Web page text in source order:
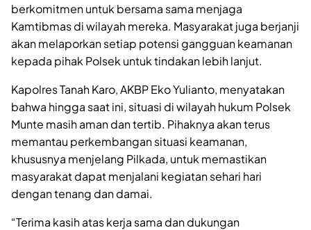
berkomitmen untuk bersama sama menjaga
Kamtibmas di wilayah mereka. Masyarakat juga berjanji
akan melaporkan setiap potensi gangguan keamanan
kepada pihak Polsek untuk tindakan lebih lanjut.
Kapolres Tanah Karo, AKBP Eko Yulianto, menyatakan
bahwa hingga saat ini, situasi di wilayah hukum Polsek
Munte masih aman dan tertib. Pihaknya akan terus
memantau perkembangan situasi keamanan,
khususnya menjelang Pilkada, untuk memastikan
masyarakat dapat menjalani kegiatan sehari hari
dengan tenang dan damai.
“Terima kasih atas kerja sama dan dukungan